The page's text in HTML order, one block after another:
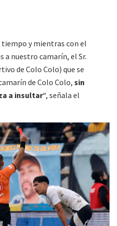
y mientras con el
nuestro camarín, el Sr.
de Colo Colo) que se
de Colo Colo, sin
a insultar“, señala el